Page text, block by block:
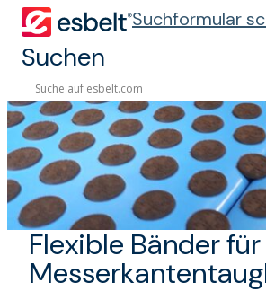
Suchformular
Suchen
Flexible Bänder für